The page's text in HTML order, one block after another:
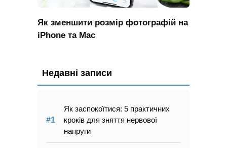
Як зменшити розмір фотографій на
iPhone та Mac
Недавні записи
Як заспокоїтися: 5 практичних
кроків для зняття нервової
напруги